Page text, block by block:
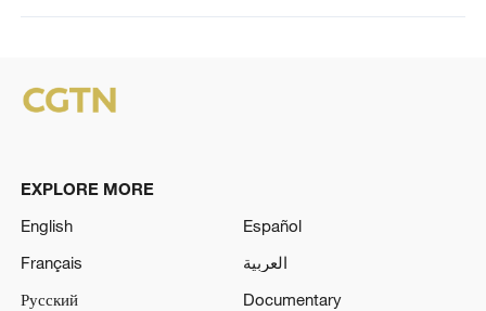
EXPLORE MORE
English
Español
Français
العربية
Русский
Documentary